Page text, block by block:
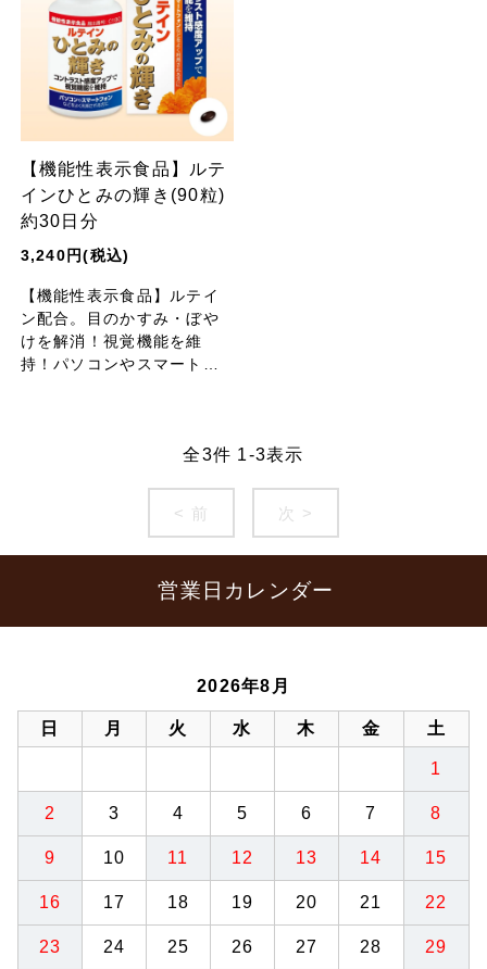
【機能性表示食品】ルテ
インひとみの輝き(90粒)
約30日分
3,240円(税込)
【機能性表示食品】ルテイ
ン配合。目のかすみ・ぼや
けを解消！視覚機能を維
持！パソコンやスマートフ
全3件 1-3表示
< 前 次 >
営業日カレンダー
2026年8月
日 月 火 水 木 金 土
1
2 3 4 5 6 7 8
9 10 11 12 13 14 15
16 17 18 19 20 21 22
23 24 25 26 27 28 29